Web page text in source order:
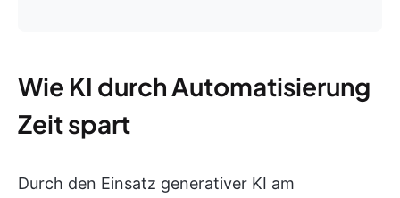
Wie KI durch Automatisierung
Zeit spart
Durch den Einsatz generativer KI am